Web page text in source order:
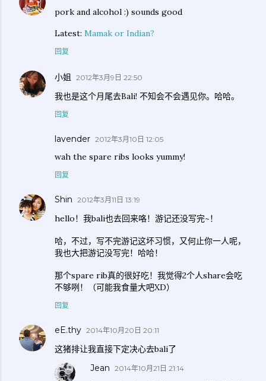
pork and alcohol :) sounds good
Latest: Mamak or Indian?
回复
小姐 2012年3月9日 22:50
我也是这个月尾去Bali! 不知会不会遇见你。哈哈。
回复
lavender 2012年3月10日 12:05
wah the spare ribs looks yummy!
回复
Shin 2012年3月11日 13:19
hello！我bali也去回来咯！游记还没写完~！
哈，不过，写不完游记这坏习惯，又何止你一人呢，
我也大把游记没写完！哈哈！
那个spare rib真的很好吃！我觉得2个人share会吃
不够咧！（可能我食量大吧XD）
回复
eE.thy 2014年10月20日 20:11
这猪排让我直接下定决心去bali了
Jean 2014年10月21日 21:14